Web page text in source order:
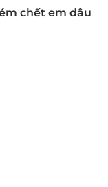
chết em dâu